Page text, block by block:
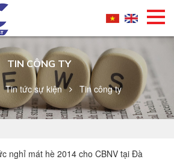
TIN CÔNG TY
Tin tức sự kiện Tin công ty